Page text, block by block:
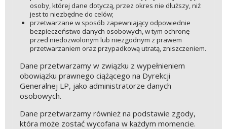
osoby, której dane dotyczą, przez okres nie dłuższy, niż
jest to niezbędne do celów;
przetwarzane w sposób zapewniający odpowiednie
bezpieczeństwo danych osobowych, w tym ochronę
przed niedozwolonym lub niezgodnym z prawem
przetwarzaniem oraz przypadkową utratą, zniszczeniem.
Dane przetwarzamy w związku z wypełnieniem
obowiązku prawnego ciążącego na Dyrekcji
Generalnej LP, jako administratorze danych
osobowych.
Dane przetwarzamy również na podstawie zgody,
która może zostać wycofana w każdym momencie.